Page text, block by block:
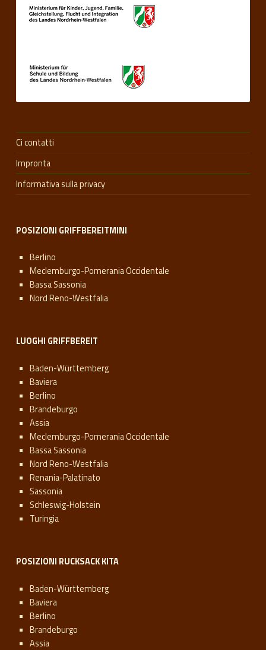
Ci contatti
Impronta
Informativa sulla privacy
POSIZIONI GRIFFBEREITMINI
Berlino
Meclemburgo-Pomerania Occidentale
Bassa Sassonia
Nord Reno-Westfalia
LUOGHI GRIFFBEREIT
Baden-Württemberg
Baviera
Berlino
Brandeburgo
Assia
Meclemburgo-Pomerania Occidentale
Bassa Sassonia
Nord Reno-Westfalia
Renania-Palatinato
Sassonia
Schleswig-Holstein
Turingia
POSIZIONI RUCKSACK KITA
Baden-Württemberg
Baviera
Berlino
Brandeburgo
Assia